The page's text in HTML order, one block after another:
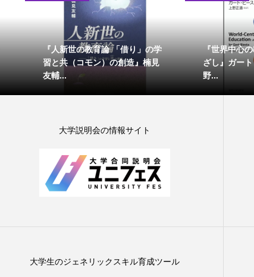
『人新世の教育論 「借り」の学
習と共（コモン）の創造』楠見
友輔...
『世界中心
ざし』ガー
野...
大学説明会の情報サイト
大学生のジェネリックスキル育成ツール